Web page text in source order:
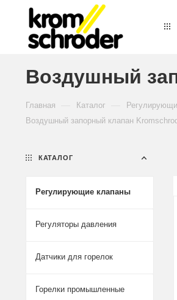
Воздушный
Главная Каталог
Воздушный запорный клапан
КАТАЛОГ
Регулирующие клапаны
Регуляторы давления
Датчики для горелок
Горелки промышленные